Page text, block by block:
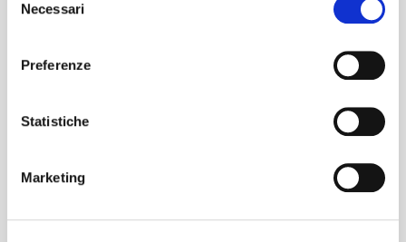
delNecessari
Preferenze
Statistiche
Marketing